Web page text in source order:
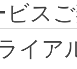
ス
イア